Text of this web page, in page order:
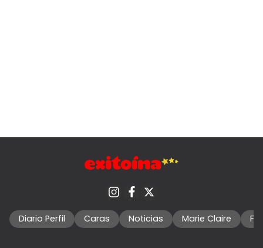
Diario Perfil Caras Noticias Marie Claire